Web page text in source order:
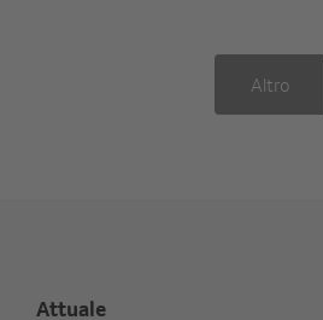
Altro
Attuale